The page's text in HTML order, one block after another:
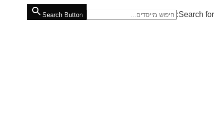
Search for:
Search Button